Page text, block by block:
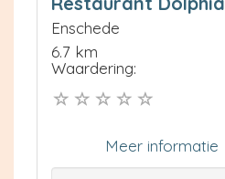
Enschede
6.7 km
Waardering:
Meer informatie